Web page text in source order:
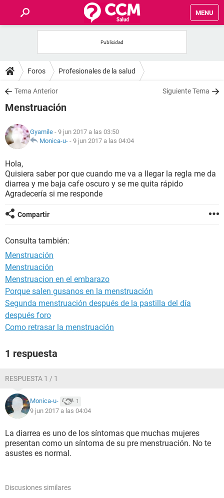
MENU
FOROS
SALUD
NUTRICIÓN
BIENESTAR
SEXUALIDAD
GLOSARIO
Foros Profesionales de la salud
Tema Anterior Siguiente Tema
Menstruación
Gyamile - 9 jun 2017 a las 03:50
Monica-u- - 9 jun 2017 a las 04:04
Hola,
Quisiera saber por que cuando me va a llegar la regla me da
diarrea y me baja cafe oscuro y se me quita rápido
Agradecería si me responde
Compartir
Consulta también:
Menstruación
Menstruación
Menstruacion en el embarazo
Porque salen gusanos en la menstruación
Segunda menstruación después de la pastilla del día
después foro
Como retrasar la menstruación
1 respuesta
RESPUESTA 1 / 1
Monica-u- 1
9 jun 2017 a las 04:04
La diarrea es uno de los síntomas que muchas mujeres
presentan como un síntoma de su pre menstruación. No te
asustes es normal.
Discusiones similares